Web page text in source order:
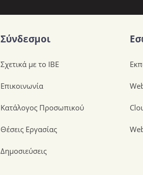
Σύνδεσμοι
Σχετικά με το ΙΒΕ
Επικοινωνία
Κατάλογος Προσωπικού
Θέσεις Εργασίας
Δημοσιεύσεις